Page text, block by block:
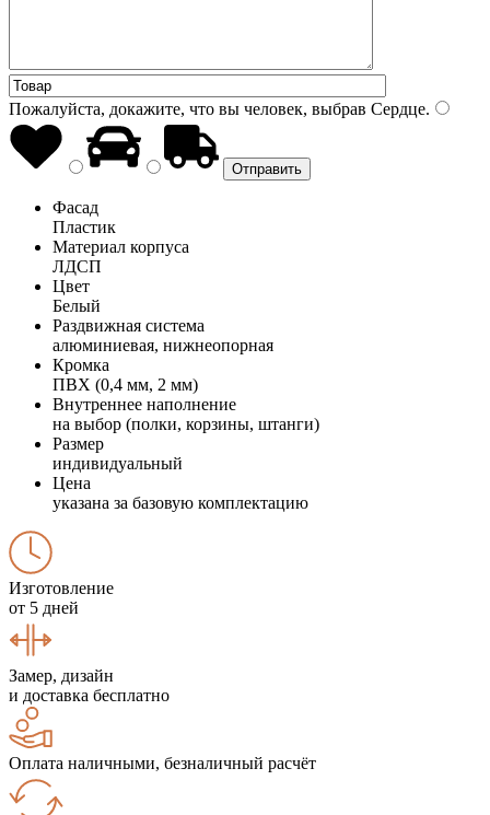
Пожалуйста, докажите, что вы человек, выбрав Сердце.
Фасад
Пластик
Материал корпуса
ЛДСП
Цвет
Белый
Раздвижная система
алюминиевая, нижнеопорная
Кромка
ПВХ (0,4 мм, 2 мм)
Внутреннее наполнение
на выбор (полки, корзины, штанги)
Размер
индивидуальный
Цена
указана за базовую комплектацию
Изготовление
от 5 дней
Замер, дизайн
и доставка бесплатно
Оплата наличными, безналичный расчёт